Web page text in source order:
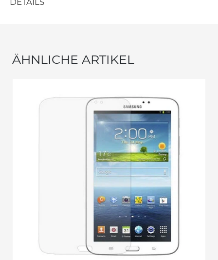
ÄHNLICHE ARTIKEL